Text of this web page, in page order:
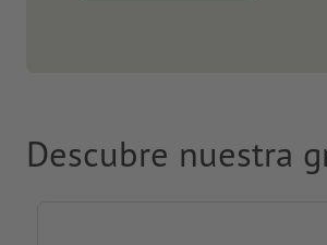
Descubre nuestra